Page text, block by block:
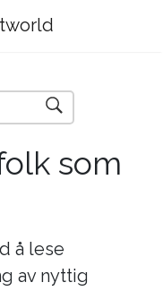
som
å lese
av nyttig